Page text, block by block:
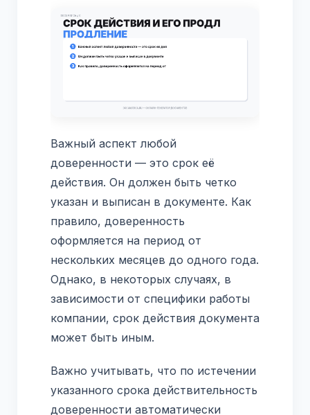
Важный аспект любой
доверенности — это срок её
действия. Он должен быть четко
указан и выписан в документе. Как
правило, доверенность
оформляется на период от
нескольких месяцев до одного года.
Однако, в некоторых случаях, в
зависимости от специфики работы
компании, срок действия документа
может быть иным.
Важно учитывать, что по истечении
указанного срока действительность
доверенности автоматически